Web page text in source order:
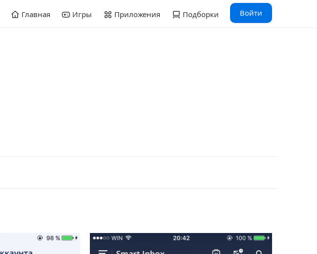
Главная Игры Приложения Подборки Войти